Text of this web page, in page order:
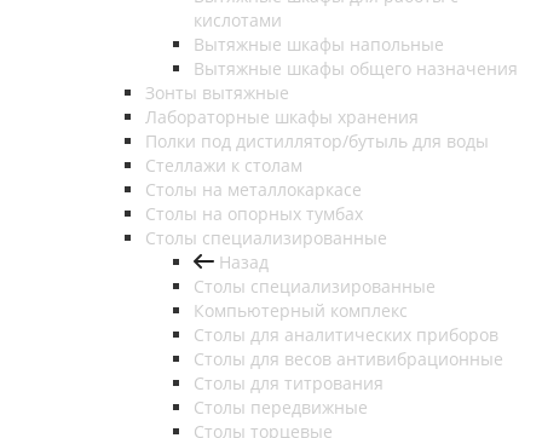
кислотами
Вытяжные шкафы напольные
Вытяжные шкафы общего назначения
Зонты вытяжные
Лабораторные шкафы хранения
Полки под дистиллятор/бутыль для воды
Стеллажи к столам
Столы на металлокаркасе
Столы на опорных тумбах
Столы специализированные
Назад
Столы специализированные
Компьютерный комплекс
Столы для аналитических приборов
Столы для весов антивибрационные
Столы для титрования
Столы передвижные
Столы торцевые